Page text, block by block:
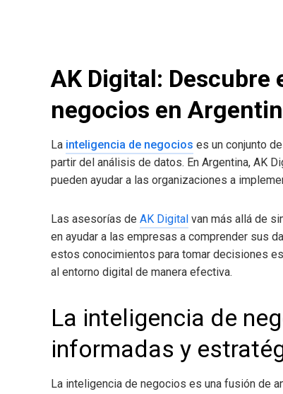
AK Digital: Descubre
negocios en
La inteligencia de negocios es un conjunto
partir del análisis de datos. En Argentina, AK
pueden ayudar a las organizaciones a
Las asesorías de AK Digital van más allá de
en ayudar a las empresas a comprender sus
estos conocimientos para tomar decisiones
al entorno digital de manera efectiva.
La inteligencia de
informadas y
La inteligencia de negocios es una fusión de